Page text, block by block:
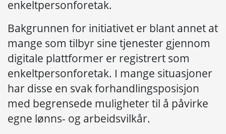
enkeltpersonforetak.
Bakgrunnen for initiativet er blant annet at
mange som tilbyr sine tjenester gjennom
digitale plattformer er registrert som
enkeltpersonforetak. I mange situasjoner
har disse en svak forhandlingsposisjon
med begrensede muligheter til å påvirke
egne lønns- og arbeidsvilkår.